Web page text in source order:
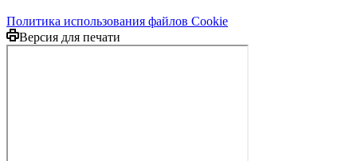
Политика использования файлов Cookie
Версия для печати